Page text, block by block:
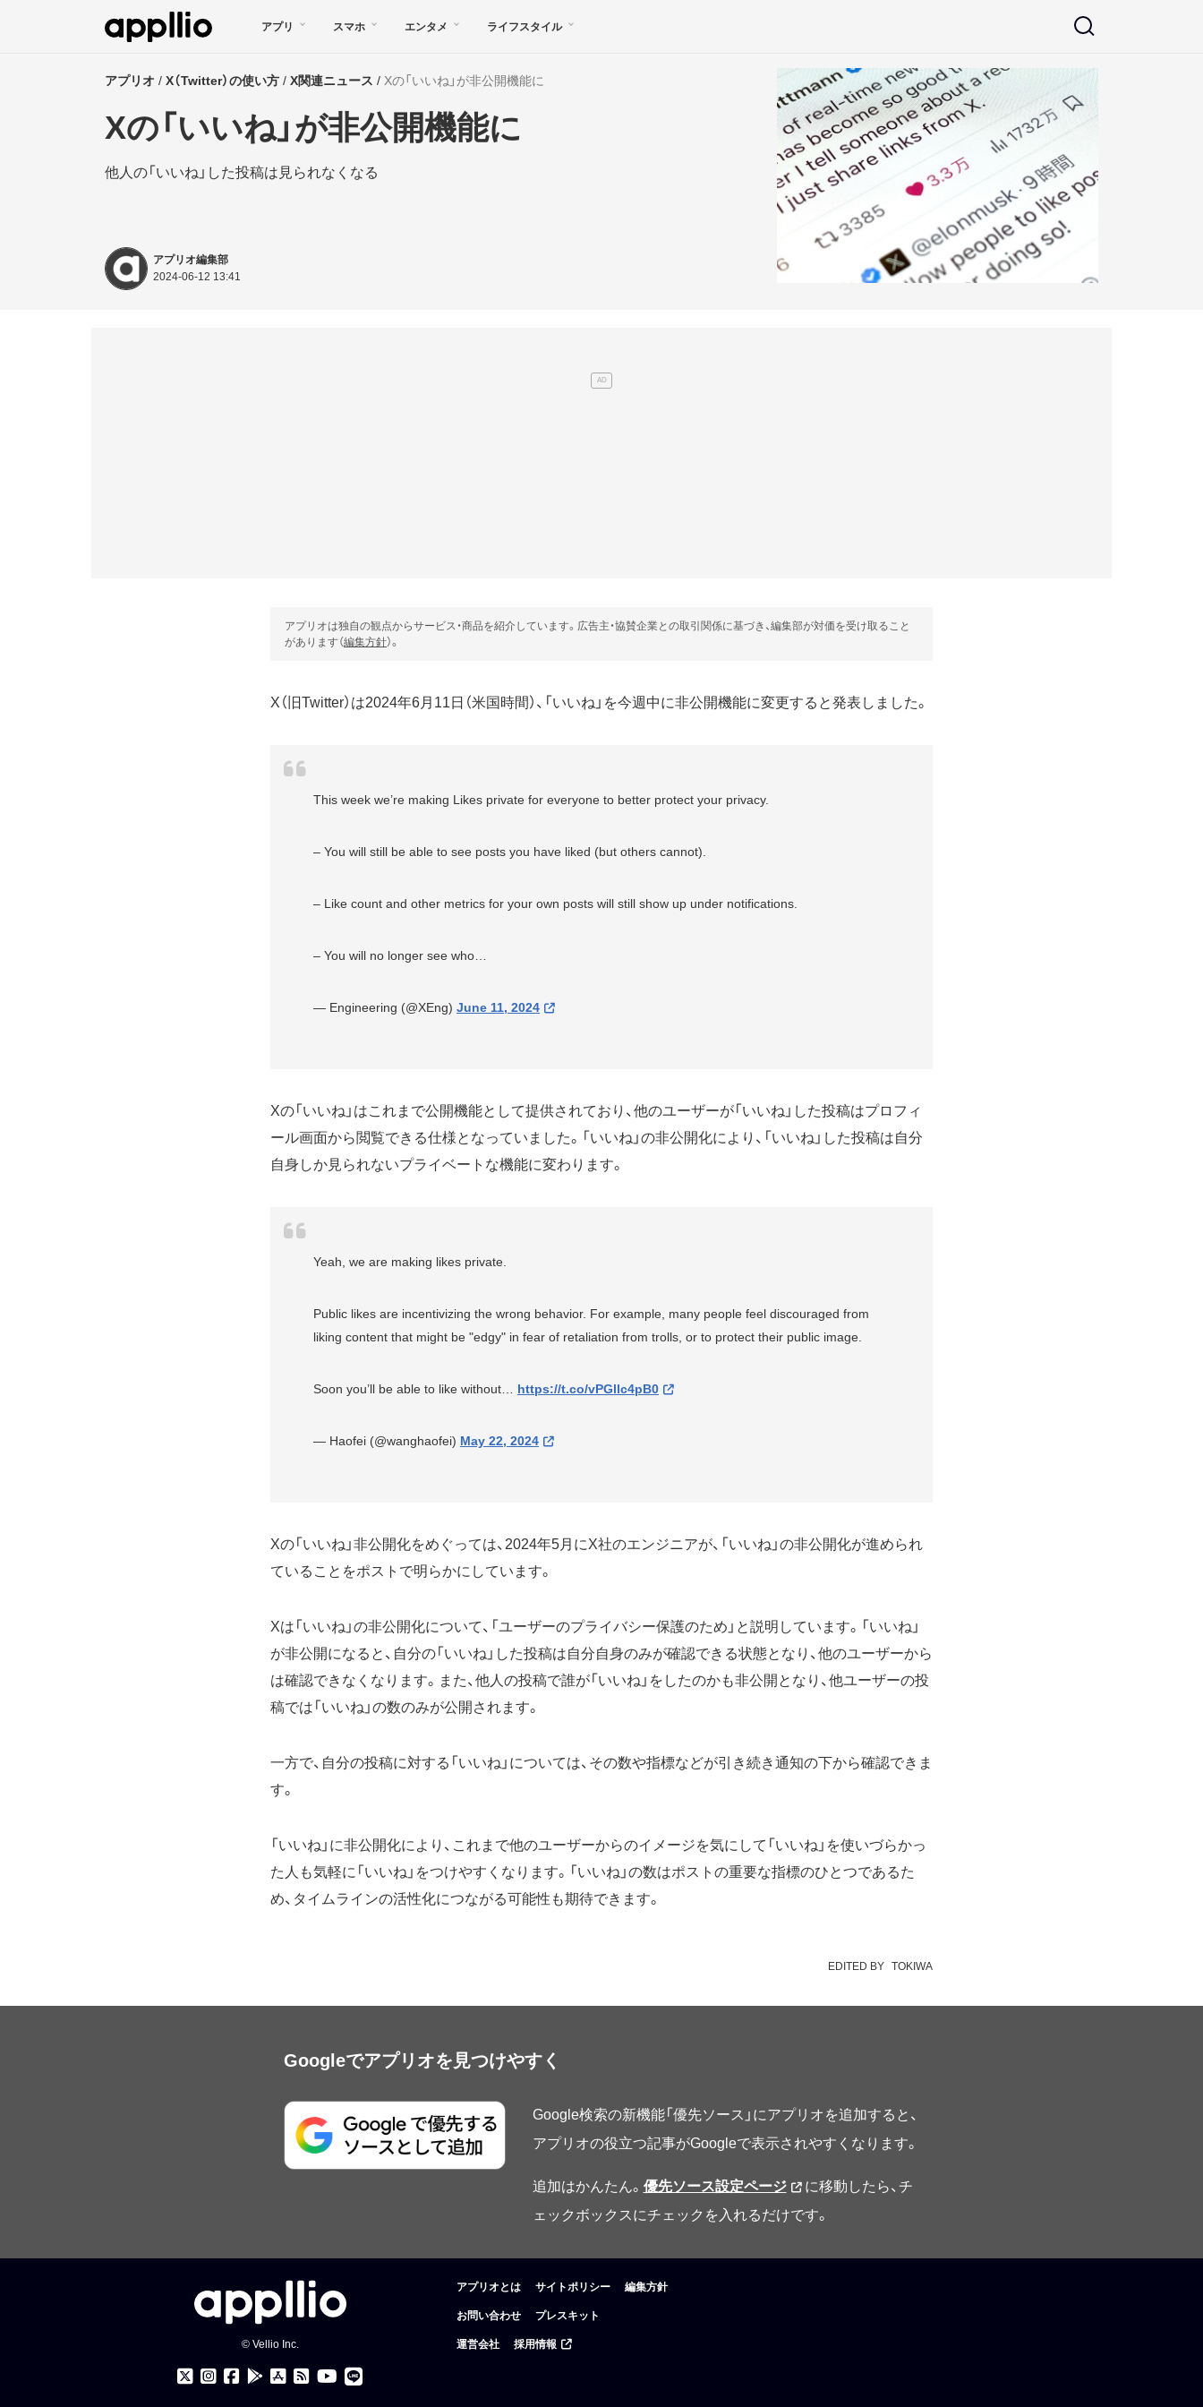
アプリ スマホ エンタメ ライフスタイル
アプリオ X（Twitter）の使い方 X関連ニュース Xの「いいね」が非公開機能に
Xの「いいね」が非公開機能に
他人の「いいね」した投稿は見られなくなる
アプリオ編集部
2024-06-12 13:41
アプリオは独自の観点からサービス・商品を紹介しています。広告主・協賛企業との取引関係に基づき、編集部が対価を受け取ること
があります（編集方針）。
X（旧Twitter）は2024年6月11日（米国時間）、「いいね」を今週中に非公開機能に変更すると発表しました。
This week we’re making Likes private for everyone to better protect your privacy.
– You will still be able to see posts you have liked (but others cannot).
– Like count and other metrics for your own posts will still show up under notifications.
– You will no longer see who…
— Engineering (@XEng) June 11, 2024
Xの「いいね」はこれまで公開機能として提供されており、他のユーザーが「いいね」した投稿はプロフィ
ール画面から閲覧できる仕様となっていました。「いいね」の非公開化により、「いいね」した投稿は自分
自身しか見られないプライベートな機能に変わります。
Yeah, we are making likes private.
Public likes are incentivizing the wrong behavior. For example, many people feel discouraged from
liking content that might be "edgy" in fear of retaliation from trolls, or to protect their public image.
Soon you’ll be able to like without… https://t.co/vPGllc4pB0
— Haofei (@wanghaofei) May 22, 2024
Xの「いいね」非公開化をめぐっては、2024年5月にX社のエンジニアが、「いいね」の非公開化が進められ
ていることをポストで明らかにしています。
Xは「いいね」の非公開化について、「ユーザーのプライバシー保護のため」と説明しています。「いいね」
が非公開になると、自分の「いいね」した投稿は自分自身のみが確認できる状態となり、他のユーザーから
は確認できなくなります。また、他人の投稿で誰が「いいね」をしたのかも非公開となり、他ユーザーの投
稿では「いいね」の数のみが公開されます。
一方で、自分の投稿に対する「いいね」については、その数や指標などが引き続き通知の下から確認できま
す。
「いいね」に非公開化により、これまで他のユーザーからのイメージを気にして「いいね」を使いづらかっ
た人も気軽に「いいね」をつけやすくなります。「いいね」の数はポストの重要な指標のひとつであるた
め、タイムラインの活性化につながる可能性も期待できます。
EDITED BY TOKIWA
Googleでアプリオを見つけやすく
Google検索の新機能「優先ソース」にアプリオを追加すると、
アプリオの役立つ記事がGoogleで表示されやすくなります。
追加はかんたん。 優先ソース設定ページ
に移動したら、チ
ェックボックスにチェックを入れるだけです。
© Vellio Inc.
アプリオとは サイトポリシー 編集方針
お問い合わせ プレスキット
運営会社 採用情報